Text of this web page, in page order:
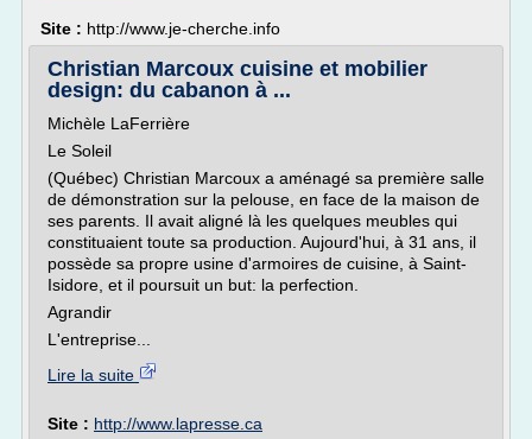
Site : http://www.je-cherche.info
Christian Marcoux cuisine et mobilier
design: du cabanon à ...
Michèle LaFerrière
Le Soleil
(Québec) Christian Marcoux a aménagé sa première salle
de démonstration sur la pelouse, en face de la maison de
ses parents. Il avait aligné là les quelques meubles qui
constituaient toute sa production. Aujourd'hui, à 31 ans, il
possède sa propre usine d'armoires de cuisine, à Saint-
Isidore, et il poursuit un but: la perfection.
Agrandir
L'entreprise...
Lire la suite
Site : http://www.lapresse.ca